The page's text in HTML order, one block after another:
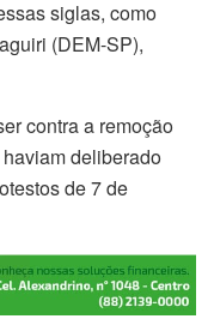
siglas, como
(DEM-SP),
contra a remoção
deliberado
de 7 de